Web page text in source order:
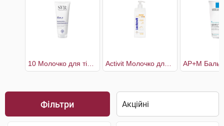
Фільтри